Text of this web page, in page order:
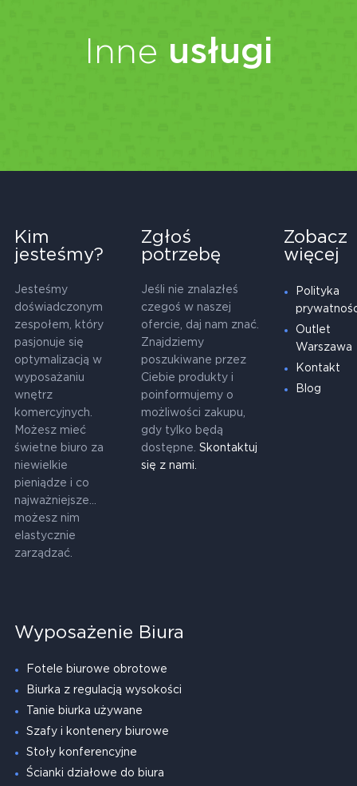
Inne usługi
Kim
jesteśmy?
Jesteśmy
doświadczonym
zespołem, który
pasjonuje się
optymalizacją w
wyposażaniu
wnętrz
komercyjnych.
Możesz mieć
świetne biuro za
niewielkie
pieniądze i co
najważniejsze...
możesz nim
elastycznie
zarządzać.
Zgłoś
potrzebę
Jeśli nie znalazłeś
czegoś w naszej
ofercie, daj nam znać.
Znajdziemy
poszukiwane przez
Ciebie produkty i
poinformujemy o
możliwości zakupu,
gdy tylko będą
dostępne. Skontaktuj
się z nami.
Zobacz
więcej
Polityka
Outlet
Warszawa
Kontakt
Blog
Wyposażenie Biura
Fotele biurowe obrotowe
Biurka z regulacją wysokości
Tanie biurka używane
Szafy i kontenery biurowe
Stoły konferencyjne
Ścianki działowe do biura